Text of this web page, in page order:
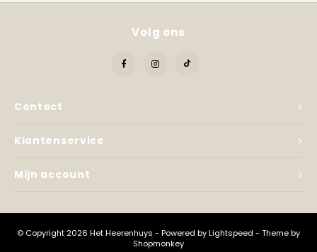
Contact
Volg ons
Klantenservice
Mijn account
© Copyright 2026 Het Heerenhuys - Powered byLightspeed - Theme by
Shopmonkey